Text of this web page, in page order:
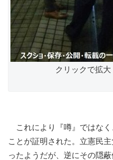
クリックで拡大
これにより『噂』ではなく
ことが証明された。立憲民
ったようだが、逆にその隠